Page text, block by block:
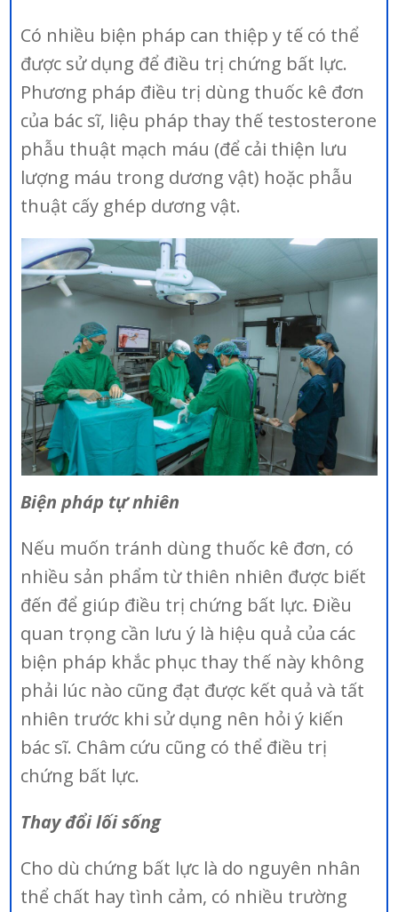
Có nhiều biện pháp can thiệp y tế có thể
được sử dụng để điều trị chứng bất lực.
Phương pháp điều trị dùng thuốc kê đơn
của bác sĩ, liệu pháp thay thế testosterone
phẫu thuật mạch máu (để cải thiện lưu
lượng máu trong dương vật) hoặc phẫu
thuật cấy ghép dương vật.
Biện pháp tự nhiên
Nếu muốn tránh dùng thuốc kê đơn, có
nhiều sản phẩm từ thiên nhiên được biết
đến để giúp điều trị chứng bất lực. Điều
quan trọng cần lưu ý là hiệu quả của các
biện pháp khắc phục thay thế này không
phải lúc nào cũng đạt được kết quả và tất
nhiên trước khi sử dụng nên hỏi ý kiến
bác sĩ. Châm cứu cũng có thể điều trị
chứng bất lực.
Thay đổi lối sống
Cho dù chứng bất lực là do nguyên nhân
thể chất hay tình cảm, có nhiều trường